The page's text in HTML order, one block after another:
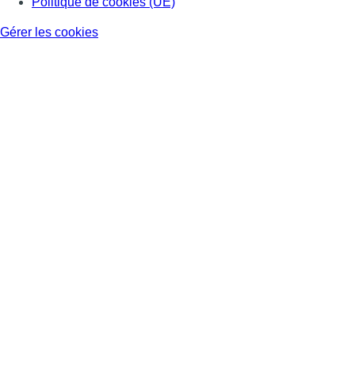
Gérer les cookies